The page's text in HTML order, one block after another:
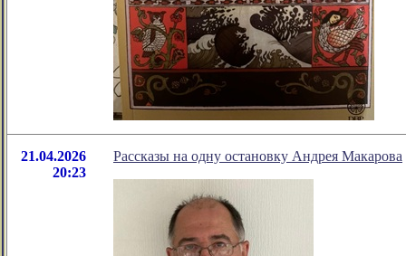
21.04.2026
20:23
Рассказы на одну остановку Андрея Макарова